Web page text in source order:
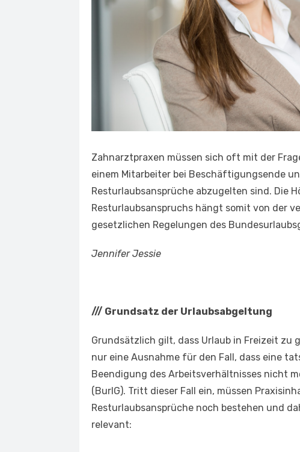
Zahnarztpraxen müssen sich oft mit der
einem Mitarbeiter bei Beschäftigungsende
Resturlaubsansprüche abzugelten sind. Die
Resturlaubsanspruchs hängt somit von der
gesetzlichen Regelungen des
Jennifer Jessie
/// Grundsatz der Urlaubsabgeltung
Grundsätzlich gilt, dass Urlaub in Freizeit zu
nur eine Ausnahme für den Fall, dass eine
Beendigung des Arbeitsverhältnisses nicht
(BurlG). Tritt dieser Fall ein, müssen
Resturlaubsansprüche noch bestehen und
relevant: